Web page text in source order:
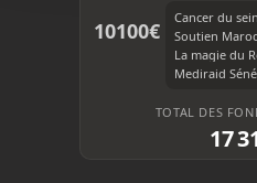
10100€
Cancer du sein
Soutien
La magie du
Mediraid
TOTAL DES
17